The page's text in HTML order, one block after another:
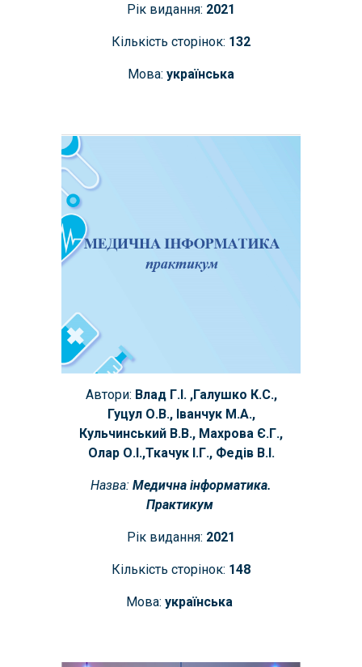
Рік видання: 2021
Кількість сторінок: 132
Мова: українська
Автори: Влад Г.І. ,Галушко К.С.,
Гуцул О.В., Іванчук М.А.,
Кульчинський В.В., Махрова Є.Г.,
Олар О.І.,Ткачук І.Г., Федів В.І.
Назва: Медична інформатика.
Практикум
Рік видання: 2021
Кількість сторінок: 148
Мова: українська